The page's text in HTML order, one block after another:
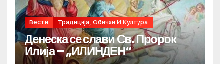
Вести Традиција, Обичаи И Култура
Денеска се слави Св. Пророк
Илија – „ИЛИНДЕН“